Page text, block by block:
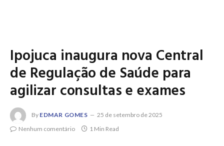
Ipojuca inaugura nova Central
de Regulação de Saúde para
agilizar consultas e exames
By EDMAR GOMES
25 de setembro de 2025
Nenhum comentário
1 Min Read